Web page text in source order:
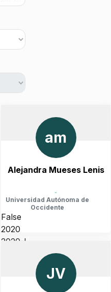
am
Alejandra Mueses Lenis
-
Universidad Autónoma de
Occidente
False
2020
2020-I
JV